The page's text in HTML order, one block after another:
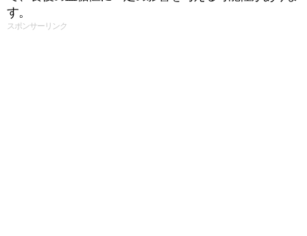
す。
スポンサーリンク